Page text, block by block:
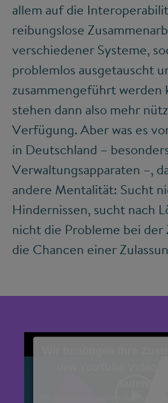
allem auf die
reibungslose
verschiedener Systeme,
problemlos ausgetauscht
zusammengeführt werden
stehen dann also mehr
Verfügung. Aber was es
in Deutschland –
Verwaltungsapparaten –,
andere Mentalität: Sucht
Hindernissen, sucht nach
nicht die Probleme bei der
die Chancen einer